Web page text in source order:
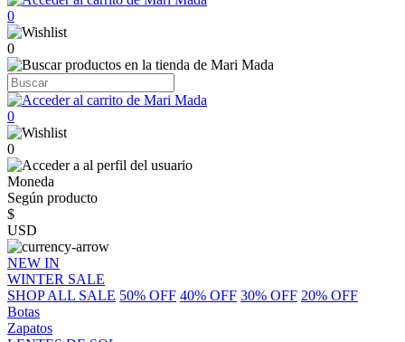
0
0
0
0
Moneda
Según producto
$
USD
NEW IN
WINTER SALE
SHOP ALL SALE 50% OFF 40% OFF 30% OFF 20% OFF
Botas
Zapatos